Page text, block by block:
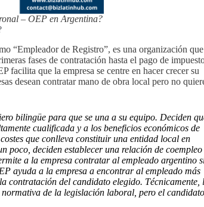
– OEP en Argentina?
“Empleador de Registro”, es una organización que
fases de contratación hasta el pago de
facilita que la empresa se centre en hacer crecer su
desean contratar mano de obra local pero no
bilingüe para que se una a su equipo. Deciden
cualificada y a los beneficios económicos de
que conlleva constituir una entidad local en
poco, deciden establecer una relación de
a la empresa contratar al empleado argentino
ayuda a la empresa a encontrar al empleado más
contratación del candidato elegido. Técnicamente,
de la legislación laboral, pero el